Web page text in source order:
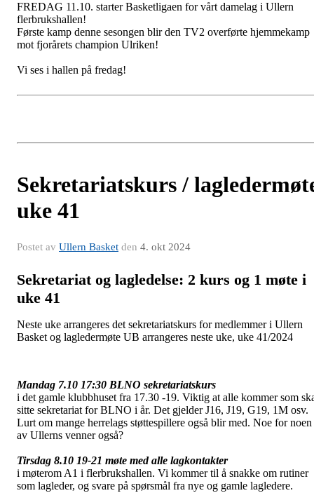
FREDAG 11.10. starter Basketligaen for vårt damelag i Ullern
flerbrukshallen!
Første kamp denne sesongen blir den TV2 overførte hjemmekamp
mot fjorårets champion Ulriken!
Vi ses i hallen på fredag!
Sekretariatskurs /
uke 41
Postet av Ullern Basket den 4. okt 2024
Sekretariat og lagledelse: 2 kurs og 1 møte i
uke 41
Neste uke arrangeres det sekretariatskurs for medlemmer i Ullern
Basket og lagledermøte UB arrangeres neste uke, uke 41/2024
Mandag 7.10 17:30 BLNO sekretariatskurs
i det gamle klubbhuset fra 17.30 -19. Viktig at alle kommer som
sitte sekretariat for BLNO i år. Det gjelder J16, J19, G19, 1M osv.
Lurt om mange herrelags støttespillere også blir med. Noe for noen
av Ullerns venner også?
Tirsdag 8.10 19-21 møte med alle lagkontakter
i møterom A1 i flerbrukshallen. Vi kommer til å snakke om rutiner
som lagleder, og svare på spørsmål fra nye og gamle lagledere.